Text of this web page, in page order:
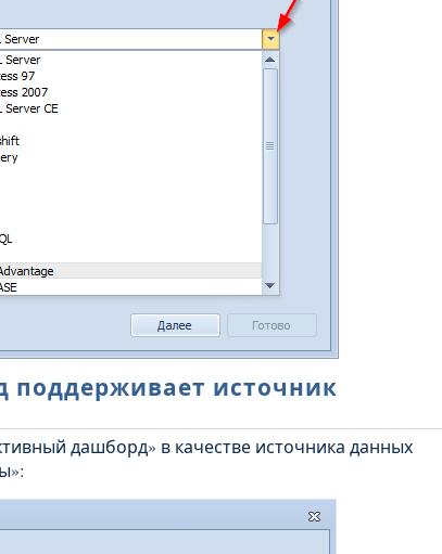
источник
дашборд» в качестве источника данных